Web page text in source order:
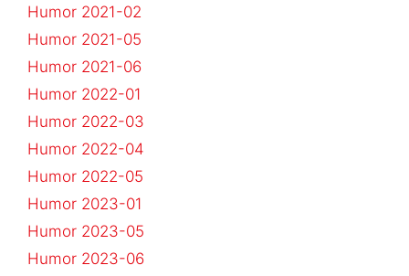
Humor 2021-02
Humor 2021-05
Humor 2021-06
Humor 2022-01
Humor 2022-03
Humor 2022-04
Humor 2022-05
Humor 2023-01
Humor 2023-05
Humor 2023-06